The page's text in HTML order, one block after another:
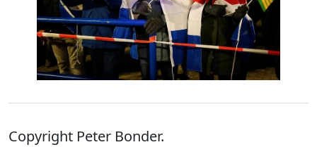
Copyright Peter Bonder.